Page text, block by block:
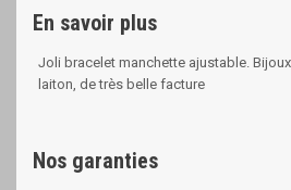
En savoir plus
Joli bracelet manchette ajustable.
laiton, de très belle facture
Nos garanties